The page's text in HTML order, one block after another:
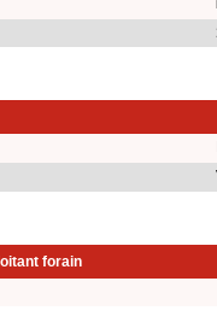
forain